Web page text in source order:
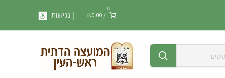
0
/
₪0.00 | נגישות